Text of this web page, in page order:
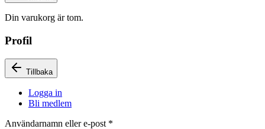
Din varukorg är tom.
Profil
Tillbaka
Logga in
Bli medlem
Användarnamn eller e-post *